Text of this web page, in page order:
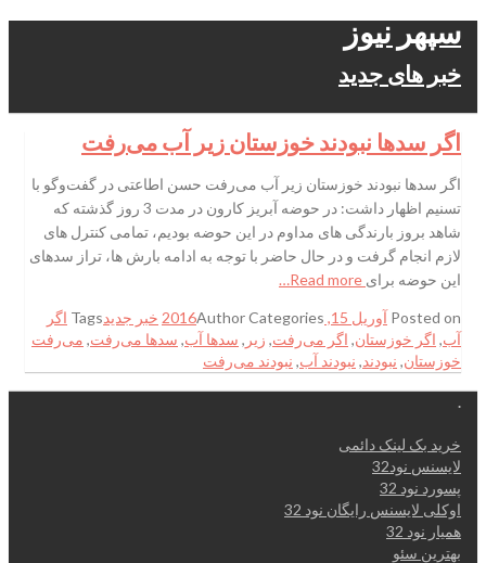
سپهر نیوز
خبر های جدید
اگر سدها نبودند خوزستان زیر آب می‌رفت
اگر سدها نبودند خوزستان زیر آب می‌رفت حسن اطاعتی در گفت‌وگو با
تسنیم اظهار داشت: در حوضه آبریز کارون در مدت 3 روز گذشته که
شاهد بروز بارندگی های مداوم در این حوضه بودیم، تمامی کنترل های
لازم انجام گرفت و در حال حاضر با توجه به ادامه بارش ها، تراز سدهای
این حوضه برای
Posted on آوریل 15, 2016 AuthorCategories خبر جدیدTags اگر
آب, اگر خوزستان, اگر می‌رفت, زیر , سدها آب, سدها می‌رفت, می‌رفت
خوزستان, نبودند, نبودند آب, نبودند می‌رفت
.
خرید بک لینک دائمی
لایسنس نود32
پسورد نود 32
اوکلی لایسنس رایگان نود 32
همیار نود 32
بهترین سئو